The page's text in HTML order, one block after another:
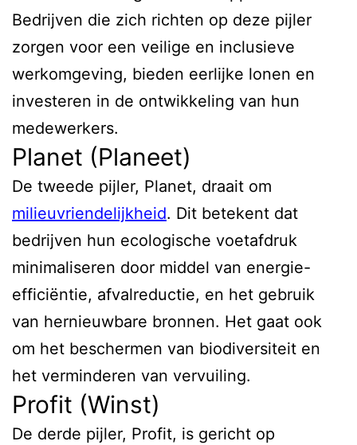
Bedrijven die zich richten op deze pijler
zorgen voor een veilige en inclusieve
werkomgeving, bieden eerlijke lonen en
investeren in de ontwikkeling van hun
medewerkers.
Planet (Planeet)
De tweede pijler, Planet, draait om
milieuvriendelijkheid. Dit betekent dat
bedrijven hun ecologische voetafdruk
minimaliseren door middel van energie-
efficiëntie, afvalreductie, en het gebruik
van hernieuwbare bronnen. Het gaat ook
om het beschermen van biodiversiteit en
het verminderen van vervuiling.
Profit (Winst)
De derde pijler, Profit, is gericht op